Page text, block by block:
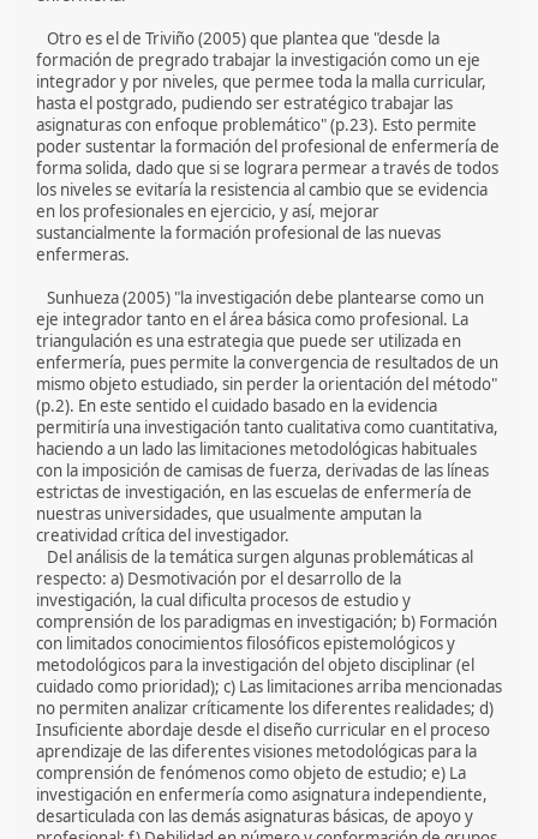
Otro es el de Triviño (2005) que plantea que "desde la
formación de pregrado trabajar la investigación como un eje
integrador y por niveles, que permee toda la malla curricular,
hasta el postgrado, pudiendo ser estratégico trabajar las
asignaturas con enfoque problemático" (p.23). Esto permite
poder sustentar la formación del profesional de enfermería de
forma solida, dado que si se lograra permear a través de todos
los niveles se evitaría la resistencia al cambio que se evidencia
en los profesionales en ejercicio, y así, mejorar
sustancialmente la formación profesional de las nuevas
enfermeras.
Sunhueza (2005) "la investigación debe plantearse como un
eje integrador tanto en el área básica como profesional. La
triangulación es una estrategia que puede ser utilizada en
enfermería, pues permite la convergencia de resultados de un
mismo objeto estudiado, sin perder la orientación del método"
(p.2). En este sentido el cuidado basado en la evidencia
permitiría una investigación tanto cualitativa como cuantitativa,
haciendo a un lado las limitaciones metodológicas habituales
con la imposición de camisas de fuerza, derivadas de las líneas
estrictas de investigación, en las escuelas de enfermería de
nuestras universidades, que usualmente amputan la
creatividad crítica del investigador.
Del análisis de la temática surgen algunas problemáticas al
respecto: a) Desmotivación por el desarrollo de la
investigación, la cual dificulta procesos de estudio y
comprensión de los paradigmas en investigación; b) Formación
con limitados conocimientos filosóficos epistemológicos y
metodológicos para la investigación del objeto disciplinar (el
cuidado como prioridad); c) Las limitaciones arriba mencionadas
no permiten analizar críticamente los diferentes realidades; d)
Insuficiente abordaje desde el diseño curricular en el proceso
aprendizaje de las diferentes visiones metodológicas para la
comprensión de fenómenos como objeto de estudio; e) La
investigación en enfermería como asignatura independiente,
desarticulada con las demás asignaturas básicas, de apoyo y